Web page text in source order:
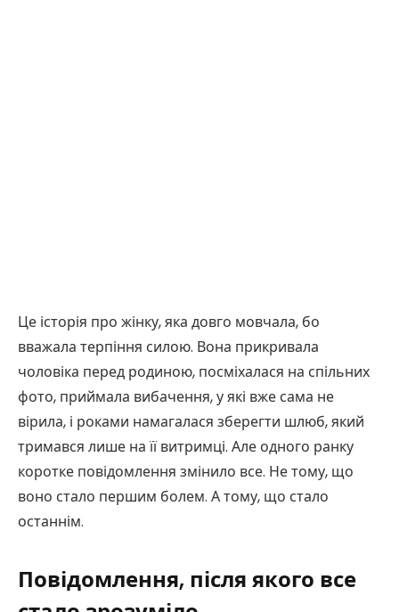
Це історія про жінку, яка довго мовчала, бо
вважала терпіння силою. Вона прикривала
чоловіка перед родиною, посміхалася на спільних
фото, приймала вибачення, у які вже сама не
вірила, і роками намагалася зберегти шлюб, який
тримався лише на її витримці. Але одного ранку
коротке повідомлення змінило все. Не тому, що
воно стало першим болем. А тому, що стало
останнім.
Повідомлення, після якого все